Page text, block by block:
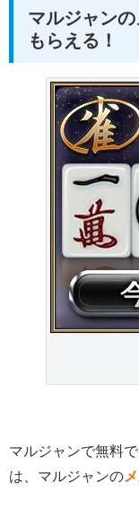
マルジャン
もらえる！
マルジャンで無料
は、マルジャンの